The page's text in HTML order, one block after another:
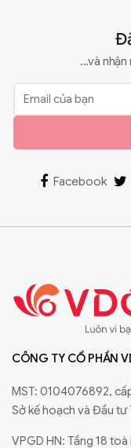
...và
Facebook
CÔNG TY CỔ PHẦN
MST: 0104076892,
Sở kế hoạch và Đầu tư
VPGD HN: Tầng 18